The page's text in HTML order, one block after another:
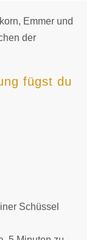
Emmer und
der
fügst du
Schüssel